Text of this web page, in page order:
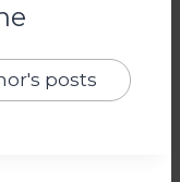
posts